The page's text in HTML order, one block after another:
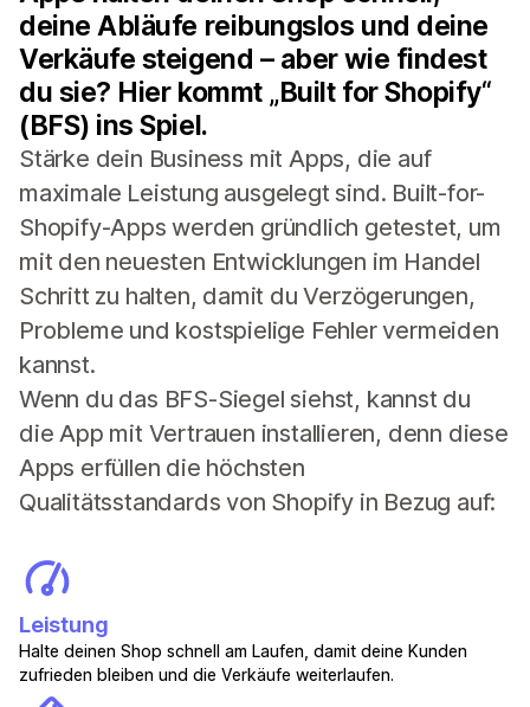
deine Abläufe reibungslos und deine
Verkäufe steigend – aber wie findest
du sie? Hier kommt „Built for Shopify“
(BFS) ins Spiel.
Stärke dein Business mit Apps, die auf
maximale Leistung ausgelegt sind. Built-for-
Shopify-Apps werden gründlich getestet, um
mit den neuesten Entwicklungen im Handel
Schritt zu halten, damit du Verzögerungen,
Probleme und kostspielige Fehler vermeiden
kannst.
Wenn du das BFS-Siegel siehst, kannst du
die App mit Vertrauen installieren, denn diese
Apps erfüllen die höchsten
Qualitätsstandards von Shopify in Bezug auf:
Leistung
Halte deinen Shop schnell am Laufen, damit deine Kunden
zufrieden bleiben und die Verkäufe weiterlaufen.